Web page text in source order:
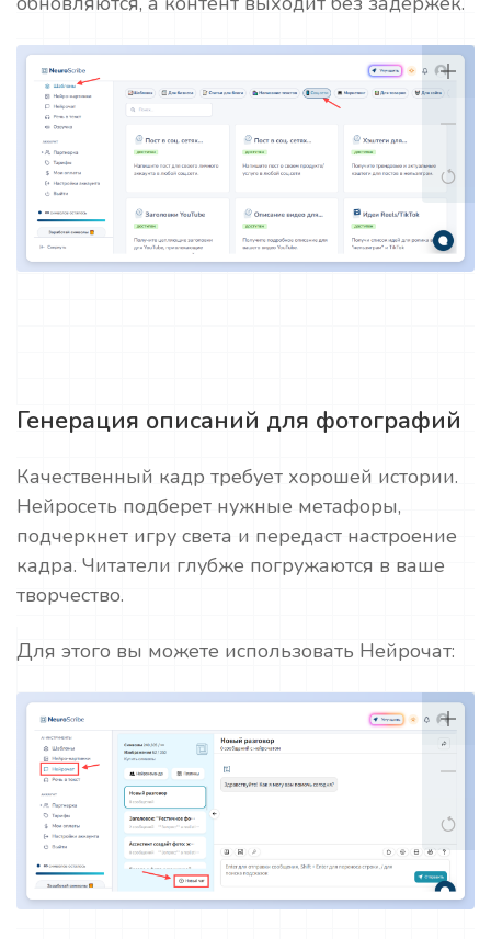
Генерация описаний для фотографий
Качественный кадр требует хорошей истории.
Нейросеть подберет нужные метафоры,
подчеркнет игру света и передаст настроение
кадра. Читатели глубже погружаются в ваше
творчество.
Для этого вы можете использовать Нейрочат: